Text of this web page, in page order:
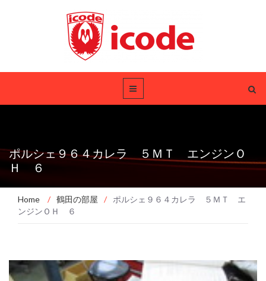
ポルシェ９６４カレラ ５ＭＴ エンジンＯ
Ｈ ６
Home / 鶴田の部屋 /
ポルシェ９６４カレラ ５ＭＴ エ
ンジンＯＨ ６